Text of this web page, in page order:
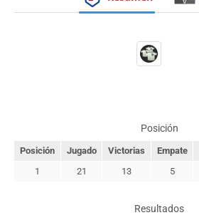
Posición
Posición Jugado Victorias Empate
1
21 13 5
Resultados